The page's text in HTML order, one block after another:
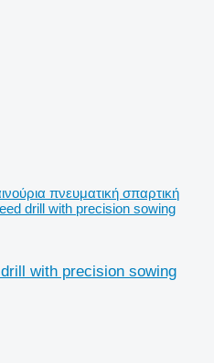
πνευματική σπαρτική
drill with precision sowing
with precision sowing